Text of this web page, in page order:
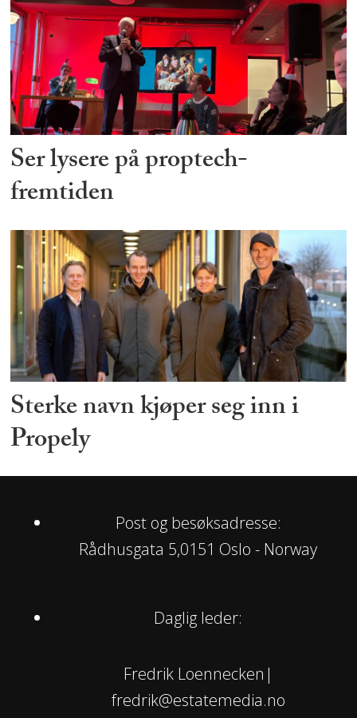
Ser lysere på proptech-
fremtiden
Sterke navn kjøper seg inn i
Propely
Post og besøksadresse:
Rådhusgata 5,0151 Oslo - Norway
Daglig leder:
Fredrik Loennecken|
fredrik@estatemedia.no